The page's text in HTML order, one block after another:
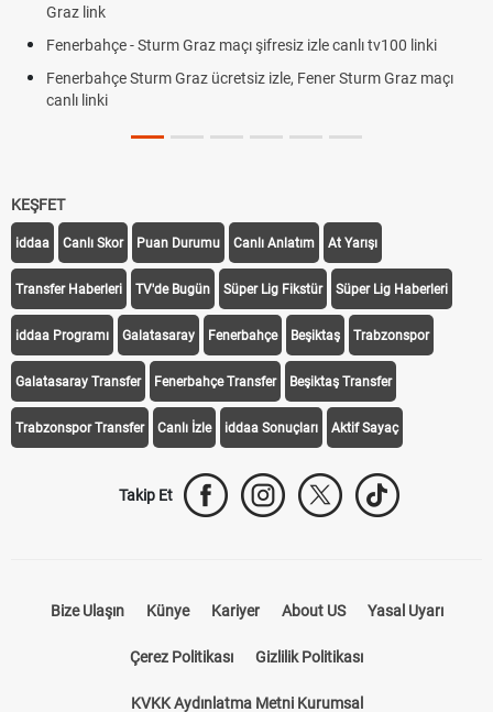
Graz link
Fenerbahçe - Sturm Graz maçı şifresiz izle canlı tv100 linki
Fenerbahçe Sturm Graz ücretsiz izle, Fener Sturm Graz maçı
canlı linki
KEŞFET
iddaa Canlı Skor Puan Durumu Canlı Anlatım At Yarışı
Transfer Haberleri TV'de Bugün Süper Lig Fikstür Süper Lig Haberleri
iddaa Programı Galatasaray Fenerbahçe Beşiktaş Trabzonspor
Galatasaray Transfer Fenerbahçe Transfer Beşiktaş Transfer
Trabzonspor Transfer Canlı İzle iddaa Sonuçları Aktif Sayaç
Takip Et
Bize Ulaşın Künye Kariyer About US Yasal Uyarı
Çerez Politikası Gizlilik Politikası
KVKK Aydınlatma Metni Kurumsal